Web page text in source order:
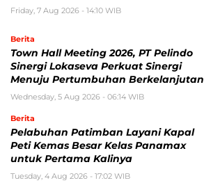
Friday, 7 Aug 2026 - 14:10 WIB
Berita
Town Hall Meeting 2026, PT Pelindo
Sinergi Lokaseva Perkuat Sinergi
Menuju Pertumbuhan Berkelanjutan
Wednesday, 5 Aug 2026 - 06:14 WIB
Berita
Pelabuhan Patimban Layani Kapal
Peti Kemas Besar Kelas Panamax
untuk Pertama Kalinya
Tuesday, 4 Aug 2026 - 17:02 WIB